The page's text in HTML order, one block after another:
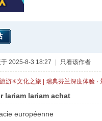
2025-8-3 18:27 只看该作者
游✳文化之旅 | 瑞典芬兰深度体验
lariam lariam achat
européenne